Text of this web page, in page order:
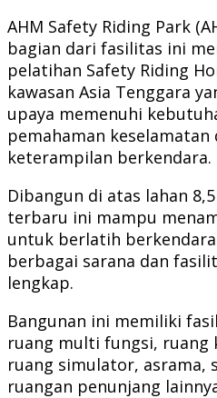
AHM Safety Riding Park
bagian dari fasilitas ini
pelatihan Safety Riding
kawasan Asia Tenggara
upaya memenuhi
pemahaman keselamatan
keterampilan berkendara.
Dibangun di atas lahan
terbaru ini mampu
untuk berlatih
berbagai sarana dan
lengkap.
Bangunan ini memiliki
ruang multi fungsi, ruang
ruang simulator, asrama,
ruangan penunjang